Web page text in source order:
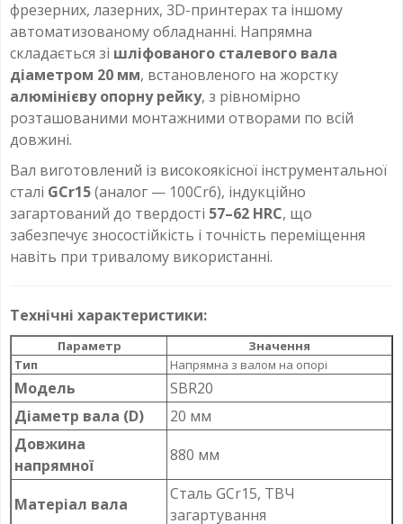
фрезерних, лазерних, 3D-принтерах та іншому
автоматизованому обладнанні. Напрямна
складається зі шліфованого сталевого вала
діаметром 20 мм, встановленого на жорстку
алюмінієву опорну рейку, з рівномірно
розташованими монтажними отворами по всій
довжині.
Вал виготовлений із високоякісної інструментальної
сталі GCr15(аналог — 100Cr6), індукційно
загартований до твердості 57–62 HRC, що
забезпечує зносостійкість і точність переміщення
навіть при тривалому використанні.
Технічні характеристики:
Параметр
Значення
Тип
Напрямна з валом на опорі
Модель
SBR20
Діаметр вала (D)
20 мм
Довжина
напрямної
880 мм
Матеріал вала
Сталь GCr15, ТВЧ
загартування